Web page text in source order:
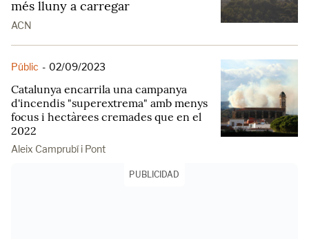
més lluny a carregar
ACN
Públic - 02/09/2023
Catalunya encarrila una campanya
d'incendis "superextrema" amb menys
focus i hectàrees cremades que en el
2022
Aleix Camprubí i Pont
PUBLICIDAD